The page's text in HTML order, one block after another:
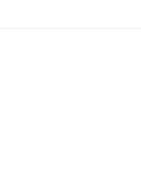
发3
| uiautomator +
坐标定位元素
对 CEF应用进行